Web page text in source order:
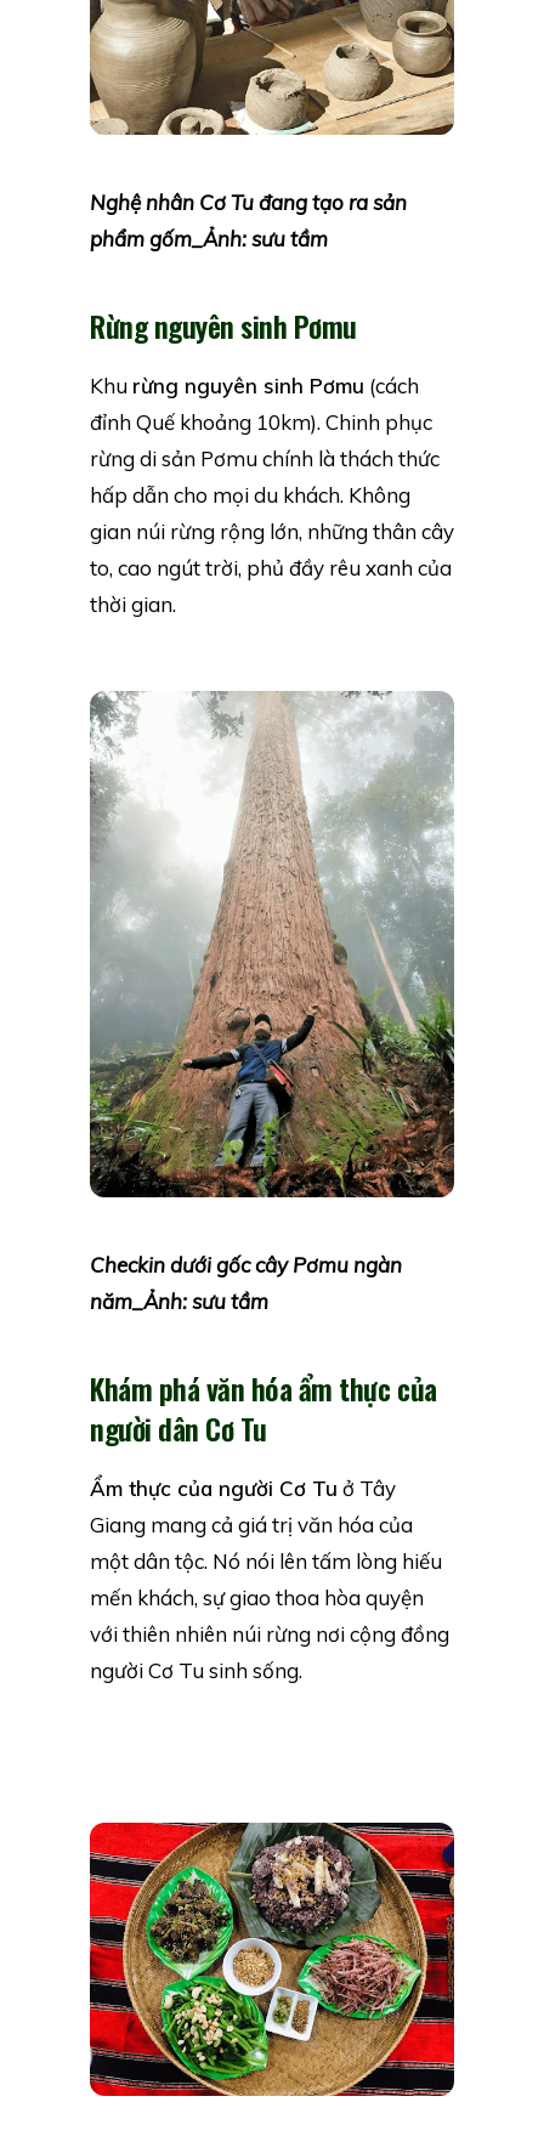
Nghệ nhân Cơ Tu đang tạo ra sản
phẩm gốm_Ảnh: sưu tầm
Rừng nguyên sinh Pơmu
Khu rừng nguyên sinh Pơmu (cách
đỉnh Quế khoảng 10km). Chinh phục
rừng di sản Pơmu chính là thách thức
hấp dẫn cho mọi du khách. Không
gian núi rừng rộng lớn, những thân cây
to, cao ngút trời, phủ đầy rêu xanh của
thời gian.
Checkin dưới gốc cây Pơmu ngàn
năm_Ảnh: sưu tầm
Khám phá văn hóa ẩm thực của
người dân Cơ Tu
Ẩm thực của người Cơ Tu ở Tây
Giang mang cả giá trị văn hóa của
một dân tộc. Nó nói lên tấm lòng hiếu
mến khách, sự giao thoa hòa quyện
với thiên nhiên núi rừng nơi cộng đồng
người Cơ Tu sinh sống.